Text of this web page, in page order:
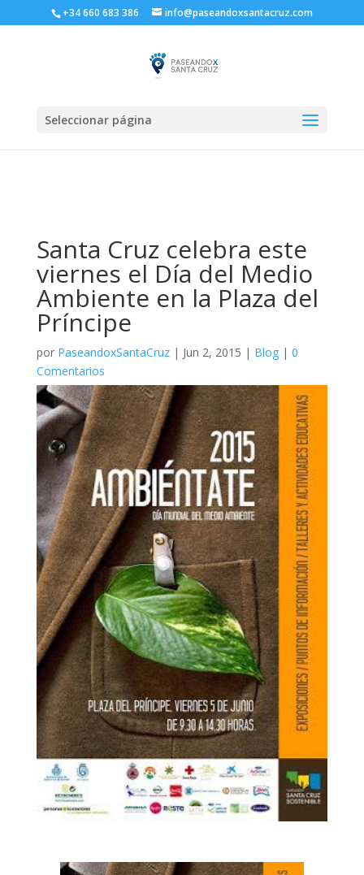
+34 660 683 386 info@paseandoxsantacruz.com
Seleccionar página
Santa Cruz celebra este
viernes el Día del Medio
Ambiente en la Plaza del
Príncipe
por PaseandoxSantaCruz| Jun 2, 2015 | Blog| 0
Comentarios